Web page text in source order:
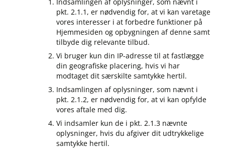
pkt. 2.1.1, er nødvendig for, at vi kan varetage
vores interesser i at forbedre funktioner på
Hjemmesiden og opbygningen af denne samt
tilbyde dig relevante tilbud.
Vi bruger kun din IP-adresse til at fastlægge
din geografiske placering, hvis vi har
modtaget dit særskilte samtykke hertil.
Indsamlingen af oplysninger, som nævnt i
pkt. 2.1.2, er nødvendig for, at vi kan opfylde
vores aftale med dig.
Vi indsamler kun de i pkt. 2.1.3 nævnte
oplysninger, hvis du afgiver dit udtrykkelige
samtykke hertil.